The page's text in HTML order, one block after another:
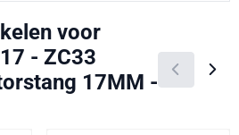
voor
- ZC33
17MM -